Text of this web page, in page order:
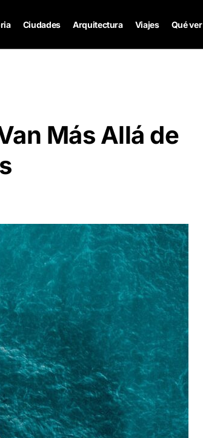
Ciudades Arquitectura Viajes Qué ver
Más Allá de